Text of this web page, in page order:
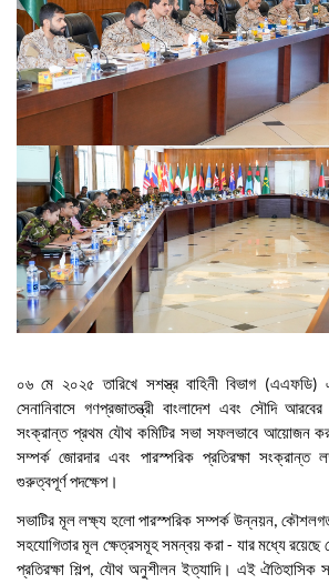
০৬ মে ২০২৫ তারিখে সশস্ত্র বাহিনী বিভাগ (এএফডি)
সেনানিবাসে গণপ্রজাতন্ত্রী বাংলাদেশ এবং সৌদি আরবের
সংক্রান্ত প্রথম যৌথ কমিটির সভা সফলভাবে আয়োজন
সম্পর্ক জোরদার এবং পারস্পরিক প্রতিরক্ষা সংক্রান্ত
গুরুত্বপূর্ণপদক্ষেপ।
সভাটির মূল লক্ষ্য হলো পারস্পরিক সম্পর্ক উন্নয়ন,
সহযোগিতার মূল ক্ষেত্রসমূহ সমন্বয় করা - যার মধ্যে রয়েছে
প্রতিরক্ষা শিল্প, যৌথ অনুশীলন ইত্যাদি। এই ঐতিহাসিক